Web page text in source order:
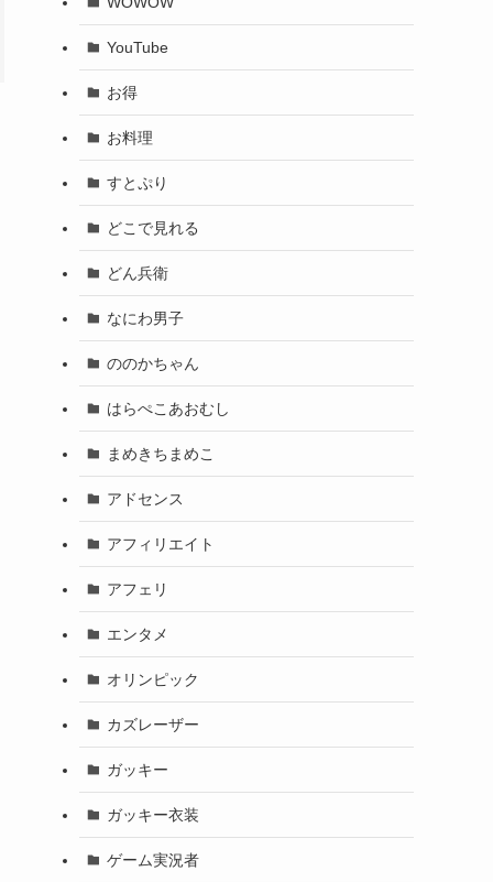
YouTube
お得
お料理
すとぷり
どこで見れる
どん兵衛
なにわ男子
ののかちゃん
はらぺこあおむし
まめきちまめこ
アドセンス
アフィリエイト
アフェリ
エンタメ
オリンピック
カズレーザー
ガッキー
ガッキー衣装
ゲーム実況者